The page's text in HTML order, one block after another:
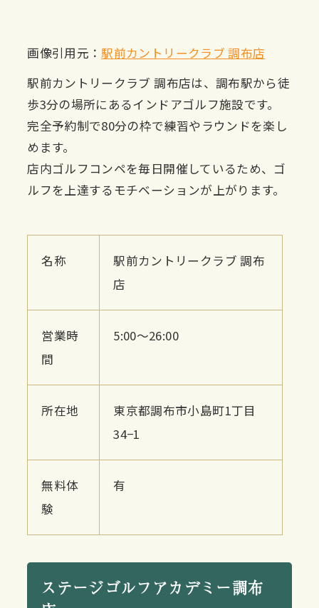
画像引用元：駅前カントリークラブ 調布店
駅前カントリークラブ 調布店は、調布駅から徒
歩3分の場所にあるインドアゴルフ施設です。
完全予約制で80分の枠で練習やラウンドを楽し
めます。
店内ゴルフコンペを毎日開催しているため、ゴ
ルフを上達するモチベーションが上がります。
名称
駅前カントリークラブ 調布
店
営業時
間
5:00〜26:00
所在地
東京都調布市小島町1丁目
34−1
無料体
験
有
ステージゴルフアカデミー調布